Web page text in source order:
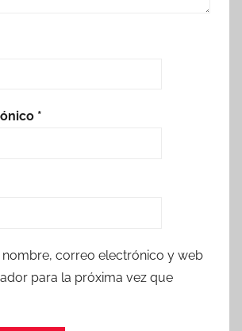
*
nombre, correo electrónico y web
para la próxima vez que